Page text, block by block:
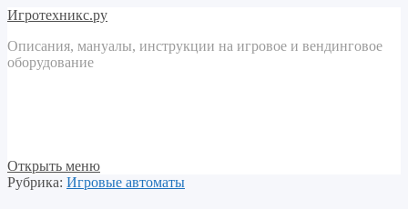
Игротехникс.ру
Описания, мануалы, инструкции на игровое и вендинговое
оборудование
Открыть меню
Рубрика: Игровые автоматы